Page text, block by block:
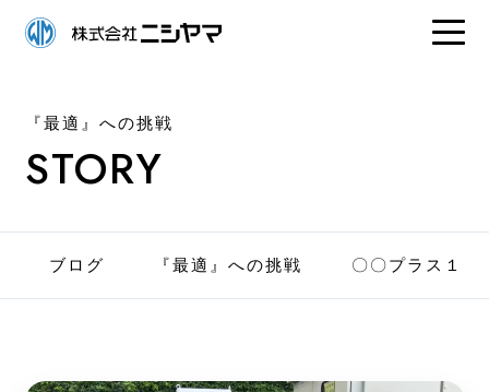
『最適』への挑戦
STORY
ブログ 『最適』への挑戦 〇〇プラス１